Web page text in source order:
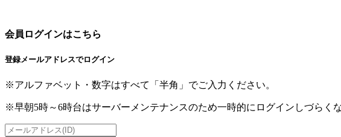
会員ログインはこちら
登録メールアドレスでログイン
※アルファベット・数字はすべて「半角」でご入力ください。
※早朝5時～6時台はサーバーメンテナンスのため一時的にログインしづらく